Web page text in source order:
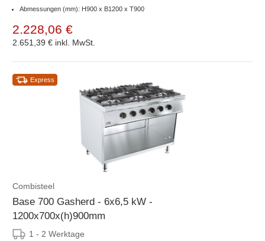
Abmessungen (mm): H900 x B1200 x T900
2.228,06 €
2.651,39 € inkl. MwSt.
Express
Combisteel
Base 700 Gasherd - 6x6,5 kW -
1200x700x(h)900mm
1 - 2 Werktage